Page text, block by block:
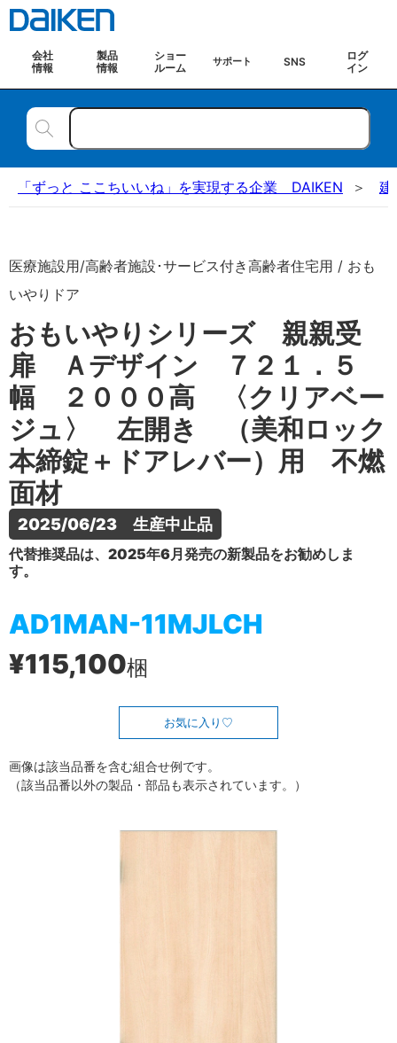
会社
情報
製品
情報
ショー
ルーム
サポート SNS
ログ
イン
「ずっと ここちいいね」を実現する企業 DAIKEN 建
医療施設用/高齢者施設･サービス付き高齢者住宅用 / おも
いやりドア
おもいやりシリーズ 親親受
扉 Ａデザイン ７２１．５
幅 ２０００高 〈クリアベー
ジュ〉 左開き （美和ロック
本締錠＋ドアレバー）用 不燃
面材
2025/06/23　生産中止品
代替推奨品は、2025年6月発売の新製品をお勧めしま
す。
AD1MAN-11MJLCH
¥115,100梱
お気に入り
画像は該当品番を含む組合せ例です。
（該当品番以外の製品・部品も表示されています。）